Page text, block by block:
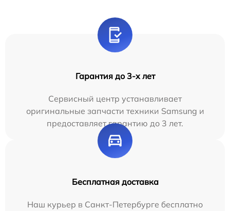
Гарантия до 3-х лет
Сервисный центр устанавливает
оригинальные запчасти техники Samsung и
предоставляет гарантию до 3 лет.
Бесплатная доставка
Наш курьер в Санкт-Петербурге бесплатно